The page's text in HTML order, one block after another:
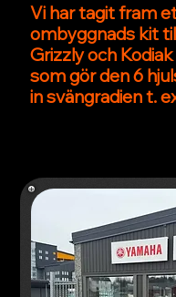
Vi har tagit fram
ombyggnads kit
Grizzly och
som gör den 6
in svängradien t.